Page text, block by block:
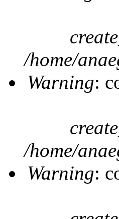
/home/
Warning:
/home/
Warning: